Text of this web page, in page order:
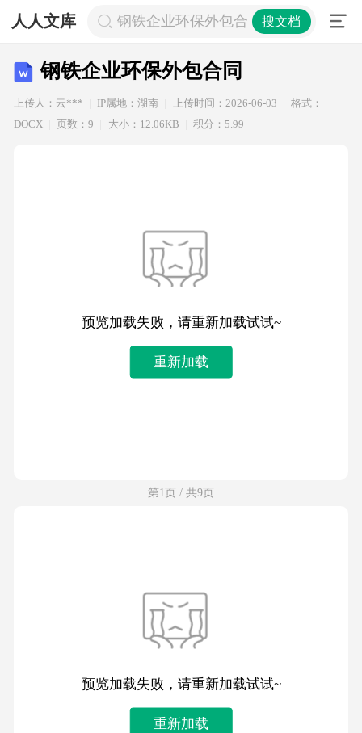
人人文库 钢铁企业环保外包合同搜文档
钢铁企业环保外包合同
上传人：云*** IP属地：湖南 上传时间：2026-06-03
格式：
DOCX
页数：9 大小：12.06KB 积分：5.99
预览加载失败，请重新加载试试~
重新加载
第1页 / 共9页
预览加载失败，请重新加载试试~
重新加载